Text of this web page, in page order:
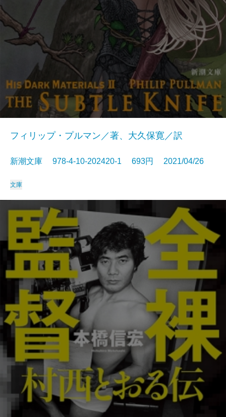
フィリップ・プルマン／著、大久保寛／訳
新潮文庫 978-4-10-202420-1 693円 2021/04/26
文庫